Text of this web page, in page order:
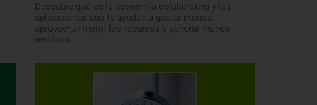
Descubre qué es la economía colaborativa y las
aplicaciones que te ayudan a gastar menos,
aprovechar mejor los recursos y generar menos
residuos.